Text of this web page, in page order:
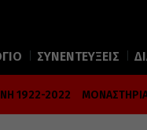
ΣΥΝΕΝΤΕΥΞΕΙΣ
1922-2022